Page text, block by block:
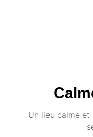
Un lieu calme